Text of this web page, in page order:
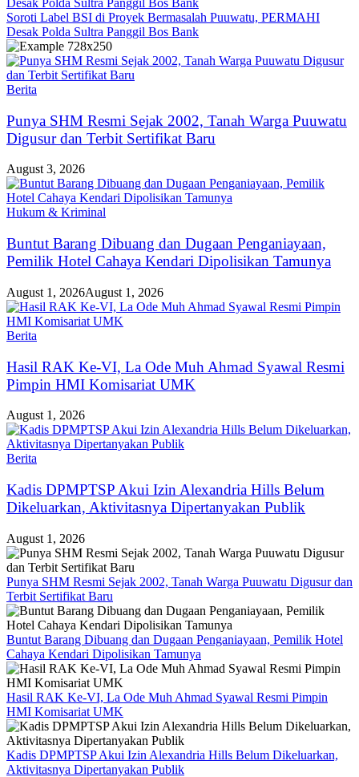
Soroti Label BSI di Proyek Bermasalah Puuwatu, PERMAHI
Desak Polda Sultra Panggil Bos Bank
Berita
Punya SHM Resmi Sejak 2002, Tanah Warga Puuwatu
Digusur dan Terbit Sertifikat Baru
August 3, 2026
Hukum & Kriminal
Buntut Barang Dibuang dan Dugaan Penganiayaan,
Pemilik Hotel Cahaya Kendari Dipolisikan Tamunya
August 1, 2026August 1, 2026
Berita
Hasil RAK Ke-VI, La Ode Muh Ahmad Syawal Resmi
Pimpin HMI Komisariat UMK
August 1, 2026
Berita
Kadis DPMPTSP Akui Izin Alexandria Hills Belum
Dikeluarkan, Aktivitasnya Dipertanyakan Publik
August 1, 2026
Punya SHM Resmi Sejak 2002, Tanah Warga Puuwatu Digusur dan
Terbit Sertifikat Baru
Buntut Barang Dibuang dan Dugaan Penganiayaan, Pemilik Hotel
Cahaya Kendari Dipolisikan Tamunya
Hasil RAK Ke-VI, La Ode Muh Ahmad Syawal Resmi Pimpin
HMI Komisariat UMK
Kadis DPMPTSP Akui Izin Alexandria Hills Belum Dikeluarkan,
Aktivitasnya Dipertanyakan Publik